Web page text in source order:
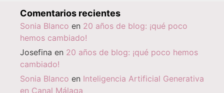
Comentarios recientes
Sonia Blanco en 20 años de blog: ¡qué poco
hemos cambiado!
Josefina en 20 años de blog: ¡qué poco hemos
cambiado!
Sonia Blanco en Inteligencia Artificial Generativa
en Canal Málaga